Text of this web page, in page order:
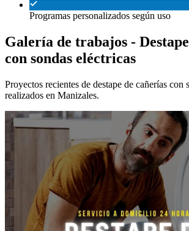
Programas personalizados según uso
Galería de trabajos -
con sondas eléctricas
Proyectos recientes de destape de cañerías con
realizados en Manizales.